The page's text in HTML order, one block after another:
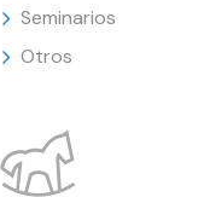
Seminarios
Otros